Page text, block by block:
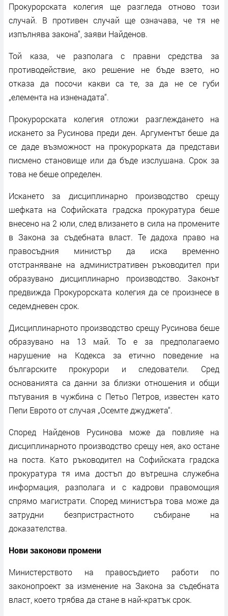
Прокурорската колегия ще разгледа отново този
случай. В противен случай ще означава, че тя не
изпълнява закона“, заяви Найденов.
Той каза, че разполага с правни средства за
противодействие, ако решение не бъде взето, но
отказа да посочи какви са те, за да не се губи
„елемента на изненадата“.
Прокурорската колегия отложи разглеждането на
искането за Русинова преди ден. Аргументът беше да
се даде възможност на прокурорката да представи
писмено становище или да бъде изслушана. Срок за
това не беше определен.
Искането за дисциплинарно производство срещу
шефката на Софийската градска прокуратура беше
внесено на 2 юли, след влизането в сила на промените
в Закона за съдебната власт. Те дадоха право на
правосъдния министър да иска временно
отстраняване на административен ръководител при
образувано дисциплинарно производство. Законът
предвижда Прокурорската колегия да се произнесе в
седемдневен срок.
Дисциплинарното производство срещу Русинова беше
образувано на 13 май. То е за предполагаемо
нарушение на Кодекса за етично поведение на
българските прокурори и следователи. Сред
основанията са данни за близки отношения и общи
пътувания в чужбина с Петьо Петров, известен като
Пепи Еврото от случая „Осемте джуджета“.
Според Найденов Русинова може да повлияе на
дисциплинарното производство срещу нея, ако остане
на поста. Като ръководител на Софийската градска
прокуратура тя има достъп до вътрешна служебна
информация, разполага и с кадрови правомощия
спрямо магистрати. Според министъра това може да
затрудни безпристрастното събиране на
доказателства.
Нови законови промени
Министерството на правосъдието работи по
законопроект за изменение на Закона за съдебната
власт, което трябва да стане в най-кратък срок.